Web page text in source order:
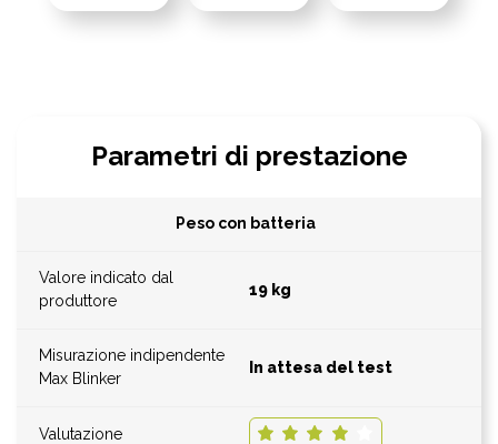
Parametri di prestazione
Peso con batteria
19 kg
In attesa del test